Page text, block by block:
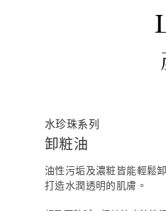
水珍珠系列
卸粧油
油性污垢及濃粧皆能輕鬆
打造水潤透明的肌膚。